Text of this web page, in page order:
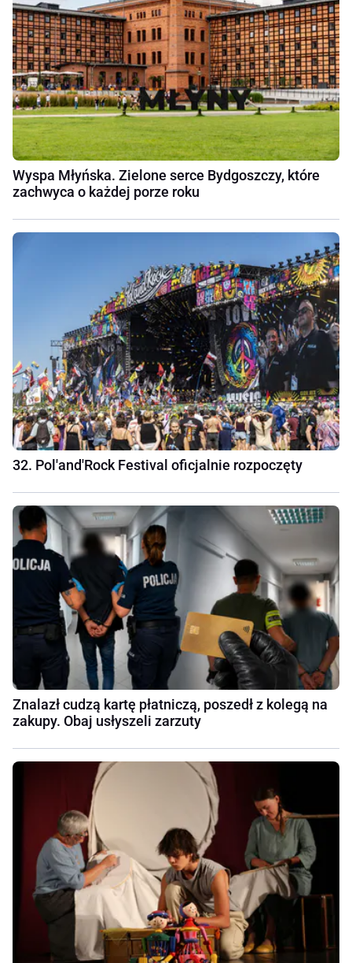
Wyspa Młyńska. Zielone serce Bydgoszczy, które
zachwyca o każdej porze roku
32. Pol'and'Rock Festival oficjalnie rozpoczęty
Znalazł cudzą kartę płatniczą, poszedł z kolegą na
zakupy. Obaj usłyszeli zarzuty